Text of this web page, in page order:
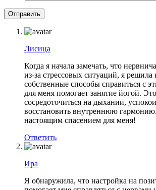
Лисица
Когда я начала замечать, что
из-за стрессовых ситуаций, я решила
собственные способы справиться с
для меня помогает занятие йогой.
сосредоточиться на дыхании,
восстановить внутреннюю
настоящим спасением для меня!
Ответить
Ира
Я обнаружила, что настройка на